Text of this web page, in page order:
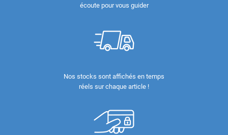
écoute pour vous guider
Nos stocks sont affichés en temps
réels sur chaque article !